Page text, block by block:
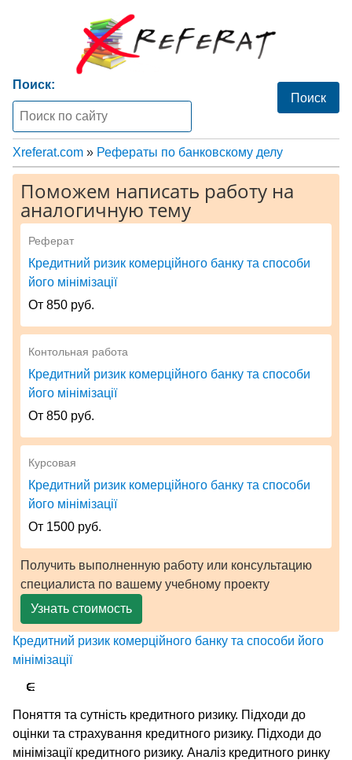
Поиск:
Xreferat.com » Рефераты по банковскому делу
Поможем написать работу на
аналогичную тему
Реферат
Кредитний ризик комерційного банку та способи
його мінімізації
От 850 руб.
Контольная работа
Кредитний ризик комерційного банку та способи
його мінімізації
От 850 руб.
Курсовая
Кредитний ризик комерційного банку та способи
його мінімізації
От 1500 руб.
Получить выполненную работу или консультацию
специалиста по вашему учебному проекту
Узнать стоимость
Кредитний ризик комерційного банку та способи його
мінімізації
Поняття та сутність кредитного ризику. Підходи до
оцінки та страхування кредитного ризику. Підходи до
мінімізації кредитного ризику. Аналіз кредитного ринку